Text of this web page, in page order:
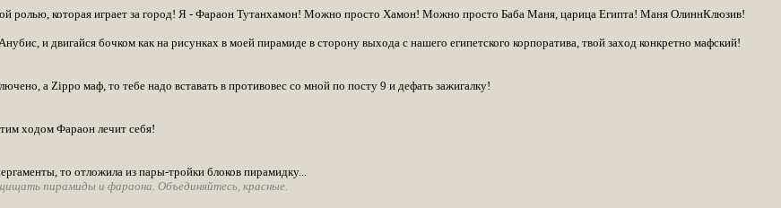
ролью, которая играет за город! Я - Фараон Тутанхамон! Можно просто Хамон! Можно просто Баба Маня, царица Египта! Маня ОлиннКлюзив!
и двигайся бочком как на рисунках в моей пирамиде в сторону выхода с нашего египетского корпоратива, твой заход конкретно мафский!
а Zippo маф, то тебе надо вставать в противовес со мной по посту 9 и дефать зажигалку!
ходом Фараон лечит себя!
то отложила из пары-тройки блоков пирамидку...
пирамиды и фараона. Объединяйтесь, красные.